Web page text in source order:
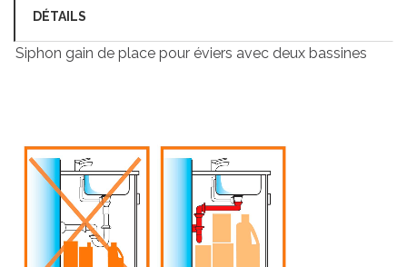
DÉTAILS
Siphon gain de place pour éviers avec deux bassines